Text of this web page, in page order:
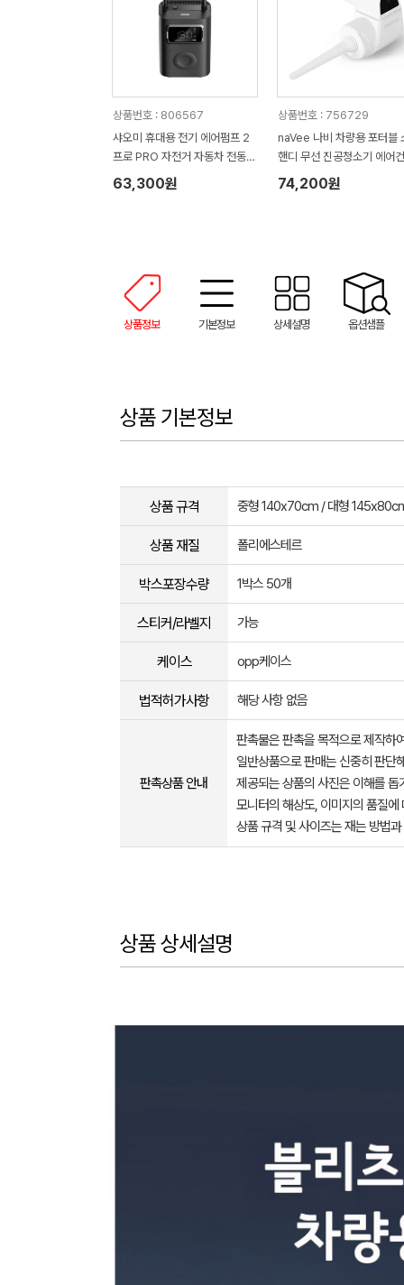
상품번호 : 806567
샤오미 휴대용 전기 에어펌프 2
프로 PRO 자전거 자동차 전동킥
보드 오토바이 타이어 공기주입
63,300원
상품번호 : 756729
naVee 나비 차량용 포터블
핸디 무선 진공청소기 에어
V164-VCC1V
74,200원
상품정보 기본정보 상세설명 옵션샘플
상품 기본정보
상품 규격 중형 140x70cm / 대형
상품 재질 폴리에스테르
박스포장수량 1박스 50개
스티커/라벨지 가능
케이스 opp케이스
법적허가사항 해당 사항 없음
판촉상품 안내
판촉물은 판촉을 목적으로 제작하
일반상품으로 판매는 신중히 판단
제공되는 상품의 사진은 이해를
모니터의 해상도, 이미지의 품질
상품 규격 및 사이즈는 재는 방법
상품 상세설명